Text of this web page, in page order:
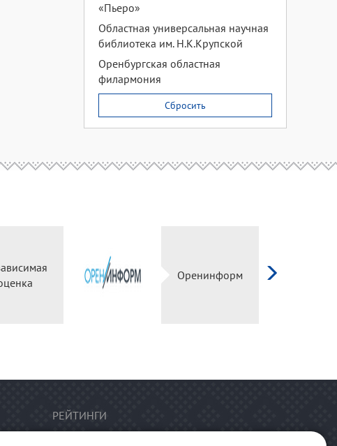
«Пьеро»
Областная универсальная научная
библиотека им. Н.К.Крупской
Оренбургская областная
филармония
Сбросить
Независимая
Оренинформ
РЕЙТИНГИ